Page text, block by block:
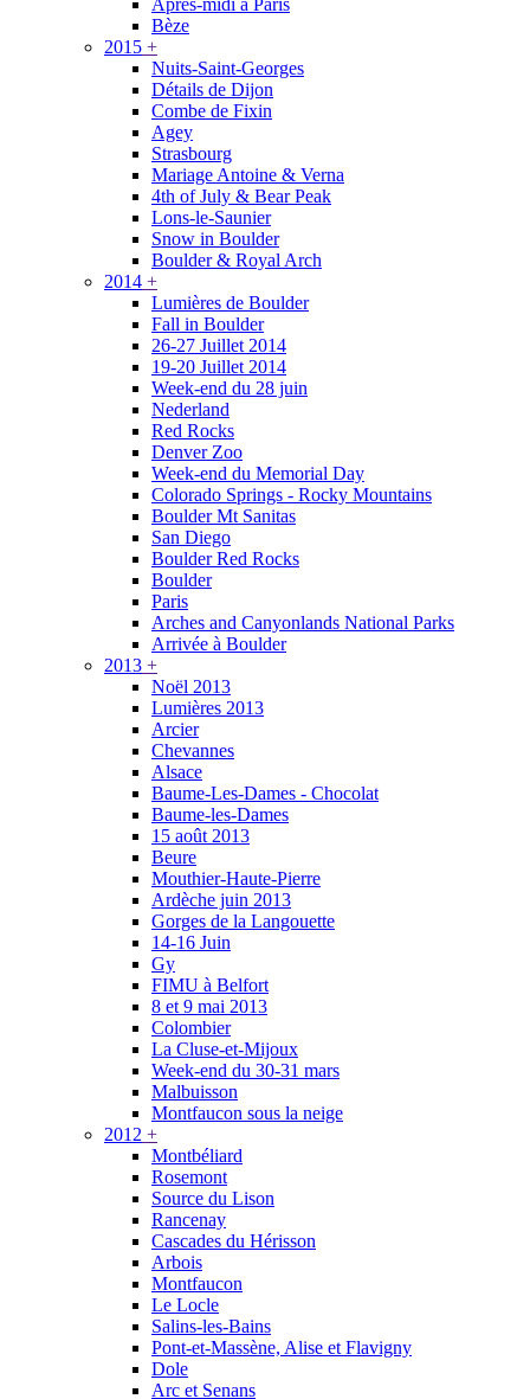
Bèze
2015 +
Nuits-Saint-Georges
Détails de Dijon
Combe de Fixin
Agey
Strasbourg
Mariage Antoine & Verna
4th of July & Bear Peak
Lons-le-Saunier
Snow in Boulder
Boulder & Royal Arch
2014 +
Lumières de Boulder
Fall in Boulder
26-27 Juillet 2014
19-20 Juillet 2014
Week-end du 28 juin
Nederland
Red Rocks
Denver Zoo
Week-end du Memorial Day
Colorado Springs - Rocky Mountains
Boulder Mt Sanitas
San Diego
Boulder Red Rocks
Boulder
Paris
Arches and Canyonlands National Parks
Arrivée à Boulder
2013 +
Noël 2013
Lumières 2013
Arcier
Chevannes
Alsace
Baume-Les-Dames - Chocolat
Baume-les-Dames
15 août 2013
Beure
Mouthier-Haute-Pierre
Ardèche juin 2013
Gorges de la Langouette
14-16 Juin
Gy
FIMU à Belfort
8 et 9 mai 2013
Colombier
La Cluse-et-Mijoux
Week-end du 30-31 mars
Malbuisson
Montfaucon sous la neige
2012 +
Montbéliard
Rosemont
Source du Lison
Rancenay
Cascades du Hérisson
Arbois
Montfaucon
Le Locle
Salins-les-Bains
Pont-et-Massène, Alise et Flavigny
Dole
Arc et Senans